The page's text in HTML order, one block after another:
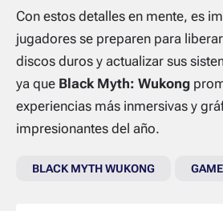
Con estos detalles en mente, es
jugadores se preparen para
discos duros y actualizar sus
ya que Black Myth: Wukong
experiencias más inmersivas y
impresionantes del año.
BLACK MYTH WUKONG